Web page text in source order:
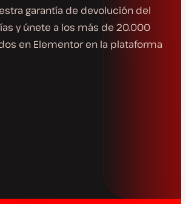
garantía de devolución del
y únete a los más de 20.000
en Elementor en la plataforma